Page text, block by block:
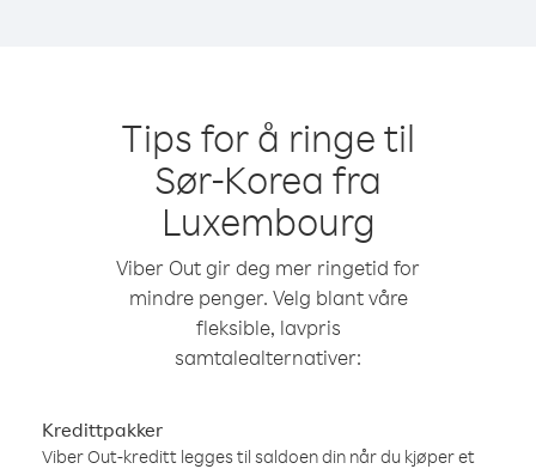
Tips for å ringe til
Sør-Korea fra
Luxembourg
Viber Out gir deg mer ringetid for
mindre penger. Velg blant våre
fleksible, lavpris
samtalealternativer:
Kredittpakker
Viber Out-kreditt legges til saldoen din når du kjøper et